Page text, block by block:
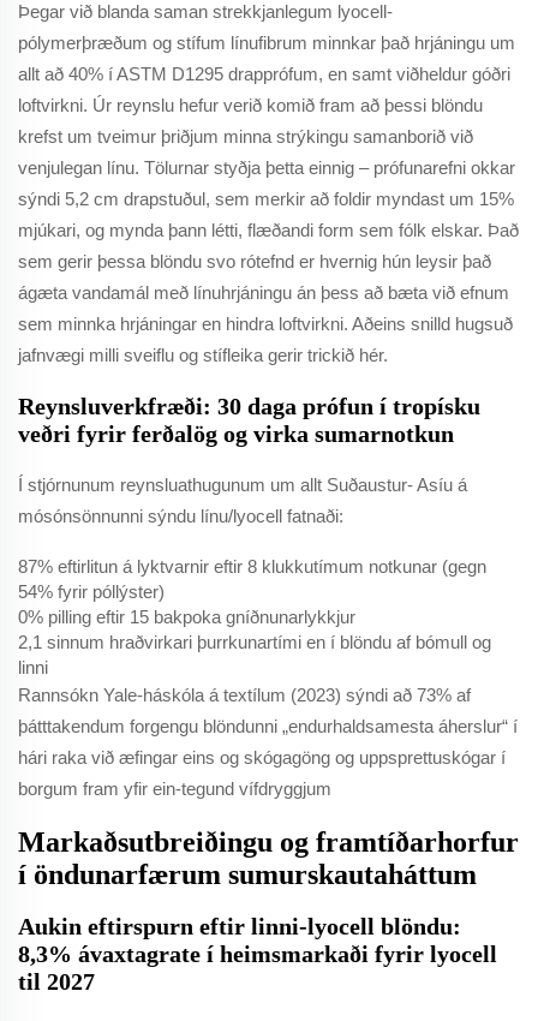
Þegar við blanda saman strekkjanlegum lyocell-
pólymerþræðum og stífum línufibrum minnkar það hrjáningu um
allt að 40% í ASTM D1295 drapprófum, en samt viðheldur góðri
loftvirkni. Úr reynslu hefur verið komið fram að þessi blöndu
krefst um tveimur þriðjum minna strýkingu samanborið við
venjulegan línu. Tölurnar styðja þetta einnig – prófunarefni okkar
sýndi 5,2 cm drapstuðul, sem merkir að foldir myndast um 15%
mjúkari, og mynda þann létti, flæðandi form sem fólk elskar. Það
sem gerir þessa blöndu svo rótefnd er hvernig hún leysir það
ágæta vandamál með línuhrjáningu án þess að bæta við efnum
sem minnka hrjáningar en hindra loftvirkni. Aðeins snilld hugsuð
jafnvægi milli sveiflu og stífleika gerir trickið hér.
Reynsluverkfræði: 30 daga prófun í tropísku
veðri fyrir ferðalög og virka sumarnotkun
Í stjórnunum reynsluathugunum um allt Suðaustur- Asíu á
mósónsönnunni sýndu línu/lyocell fatnaði:
87% eftirlitun á lyktvarnir eftir 8 klukkutímum notkunar (gegn
54% fyrir póllýster)
0% pilling eftir 15 bakpoka gníðnunarlykkjur
2,1 sinnum hraðvirkari þurrkunartími en í blöndu af bómull og
linni
Rannsókn Yale-háskóla á textílum (2023) sýndi að 73% af
þátttakendum forgengu blöndunni „endurhaldsamesta áherslur“ í
hári raka við æfingar eins og skógagöng og uppsprettuskógar í
borgum fram yfir ein-tegund vífdryggjum
Markaðsutbreiðingu og framtíðarhorfur
í öndunarfærum sumurskautaháttum
Aukin eftirspurn eftir linni-lyocell blöndu:
8,3% ávaxtagrate í heimsmarkaði fyrir lyocell
til 2027